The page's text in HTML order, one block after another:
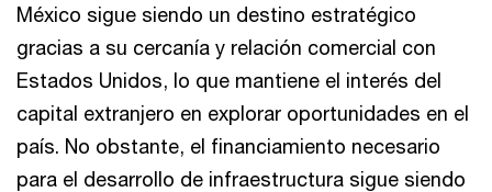
México sigue siendo un destino estratégico
gracias a su cercanía y relación comercial con
Estados Unidos, lo que mantiene el interés del
capital extranjero en explorar oportunidades en el
país. No obstante, el financiamiento necesario
para el desarrollo de infraestructura sigue siendo